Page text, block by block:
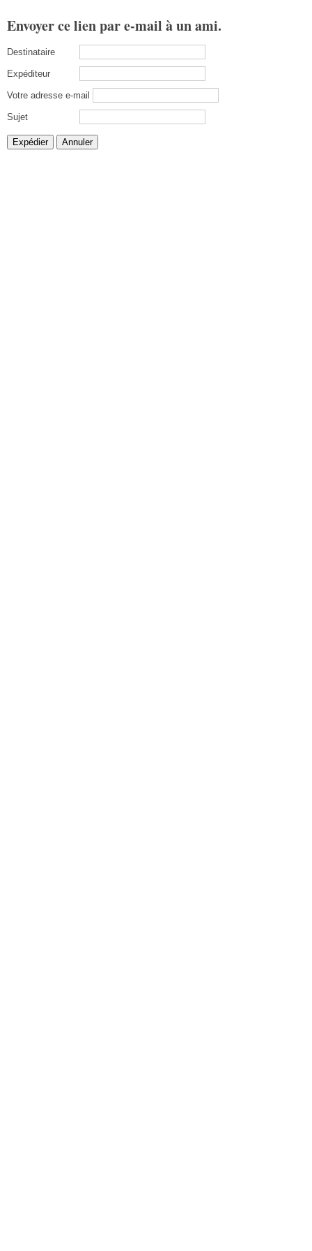
Envoyer ce lien par e-mail à un ami.
Destinataire
Expéditeur
Votre adresse e-mail
Sujet
Expédier Annuler